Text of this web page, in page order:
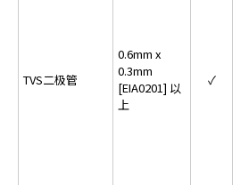
TVS二极管
0.6mm x
0.3mm
[EIA0201] 以
上
✓